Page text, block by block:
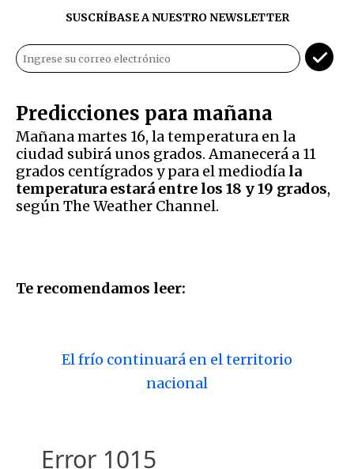
SUSCRÍBASE A NUESTRO NEWSLETTER
Predicciones para mañana
Mañana martes 16, la temperatura en la
ciudad subirá unos grados. Amanecerá a 11
grados centígrados y para el mediodía la
temperatura estará entre los 18 y 19 grados,
según The Weather Channel.
Te recomendamos leer:
El frío continuará en el territorio
nacional